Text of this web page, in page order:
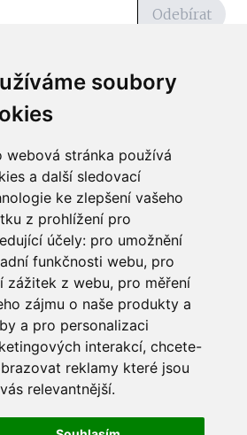
soubory
webová stránka používá
a další sledovací
ke zlepšení vašeho
z prohlížení pro
účely: pro umožnění
funkčnosti webu, pro
zážitek z webu, pro měření
zájmu o naše produkty a
a pro personalizaci
interakcí, chcete-
reklamy které jsou
relevantnější.
Odebírat
důležitých zpráv ze ČtiDoma.cz do mé e-
informaci? Chcete
Martina Chalupu:
převzetí, šíření či dalšího užití a
obrazových materiálů bez písemného
je zakázáno. Čtenář svým přihlášením